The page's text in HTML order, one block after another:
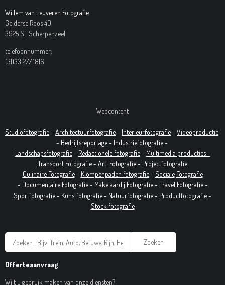
Willem van Leuveren Fotografie
Gelderse Roos 40
3925 SL Scherpenzeel
telefoonnummer:
(31)33 277 1816
Webcontent
Studiofotografie- Architectuurfotografie- Interieurfotografie- Videoproductie
- Bedrijfsreportage- Industriefotografie-
Landschapsfotografie- Redactionele fotografie- Multimedia producties -
Transport Fotografie - Art Fotografie- Projectfotografie
Culinaire Fotografie- Klompenpaden fotografie- Sociale Fotografie
- Documentaire Fotografie- Makelaardij Fotografie- Travel Fotografie-
Sportfotografie - Kunstfotografie- Natuurfotografie- Productfotografie-
Stock fotografie
Zoeken
Offerteaanvraag
Wilt u gebruik maken van onze diensten?